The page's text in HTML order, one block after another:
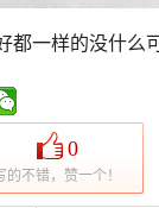
都一样的没什么
0
的不错，赞一个！